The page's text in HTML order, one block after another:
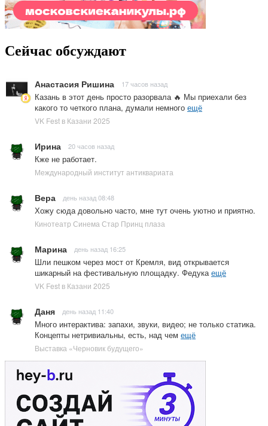
Сейчас обсуждают
Анастасия Ришина 17 часов назад
Казань в этот день просто разорвала 🔥 Мы приехали без
какого то четкого плана, думали немного ещё
VK Fest в Казани 2025
Ирина 20 часов назад
Кже не работает.
Международный институт антиквариата
Вера день назад 08:48
Хожу сюда довольно часто, мне тут очень уютно и приятно.
Кинотеатр Синема Стар Принц плаза
Марина день назад 16:25
Шли пешком через мост от Кремля, вид открывается
шикарный на фестивальную площадку. Федукаещё
VK Fest в Казани 2025
Даня день назад 11:40
Много интерактива: запахи, звуки, видео; не только статика.
Концепты нетривиальны, есть, над чем ещё
Выставка «Черновик будущего»